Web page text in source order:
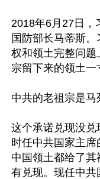
2018年6月27日，
国防部长马蒂斯
权和领土完整问题
宗留下来的领土一
中共的老祖宗是马
这个承诺兑现没
时任中共国家主
中国领土都给了
有兑现。现任中